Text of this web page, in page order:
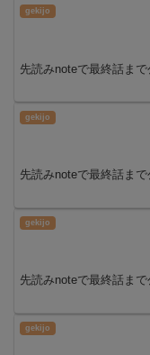
先読みnoteで最終話ま
先読みnoteで最終話ま
先読みnoteで最終話ま